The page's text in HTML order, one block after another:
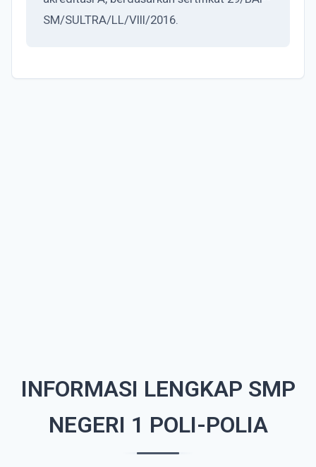
SM/SULTRA/LL/VIII/2016.
INFORMASI LENGKAP SMP
NEGERI 1 POLI-POLIA